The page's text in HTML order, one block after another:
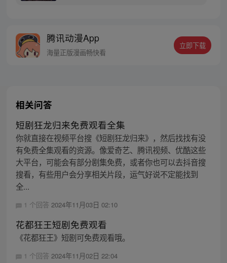
经辉煌的宗门，如今已是岌岌可危。那一
日，阴鸦化作少年回来了，只为履行帮助那
腾讯动漫App
海量正版漫画畅快看
立即下载
相关问答
短剧狂龙归来免费观看全集
你就直接在视频平台搜《短剧狂龙归来》，然后找找有没
有免费全集观看的资源。像爱奇艺、腾讯视频、优酷这些
大平台，可能会有部分剧集免费，或者你也可以去抖音搜
搜看，有些用户会分享相关片段，运气好说不定能找到
全...
1 个回答 2024年11月03日 02:10
花都狂王短剧免费观看
《花都狂王》短剧可免费观看哦。
1 个回答 2024年11月02日 22:04